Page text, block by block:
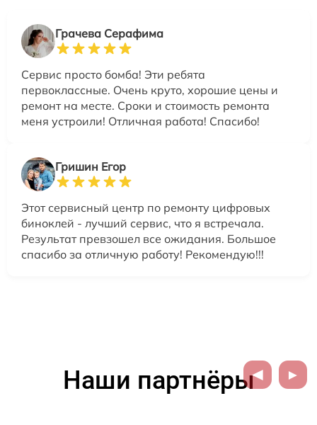
Грачева Серафима
Сервис просто бомба! Эти ребята
первоклассные. Очень круто, хорошие цены и
ремонт на месте. Сроки и стоимость ремонта
меня устроили! Отличная работа! Спасибо!
Гришин Егор
Этот сервисный центр по ремонту цифровых
биноклей - лучший сервис, что я встречала.
Результат превзошел все ожидания. Большое
спасибо за отличную работу! Рекомендую!!!
Наши партнёры